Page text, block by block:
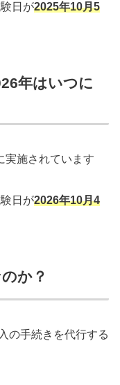
日が2025年10月5
年はいつに
実施されています
日が2026年10月4
か？
の手続きを代行する